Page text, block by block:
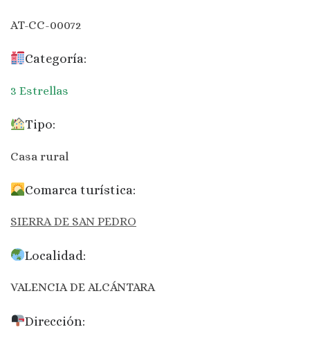
AT-CC-00072
Categoría:
3 Estrellas
Tipo:
Casa rural
Comarca turística:
SIERRA DE SAN PEDRO
Localidad:
VALENCIA DE ALCÁNTARA
Dirección: